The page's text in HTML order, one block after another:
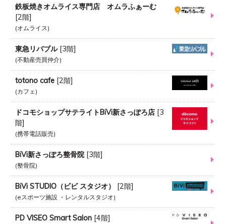
鉄板焼きオムライス専門店 オムラふぁーむ
[2階]
オムライス
東急リバブル [3階]
不動産売買仲介
totono cafe [2階]
カフェ
ドコモショップサテライトBiVi新さっぽろ店 [3
階]
携帯電話販売
BiVi新さっぽろ整骨院 [3階]
整骨院
BiVi STUDIO（ビビ スタジオ） [2階]
eスポーツ施設 ・レンタルスタジオ
PD VISEO Smart Salon [4階]